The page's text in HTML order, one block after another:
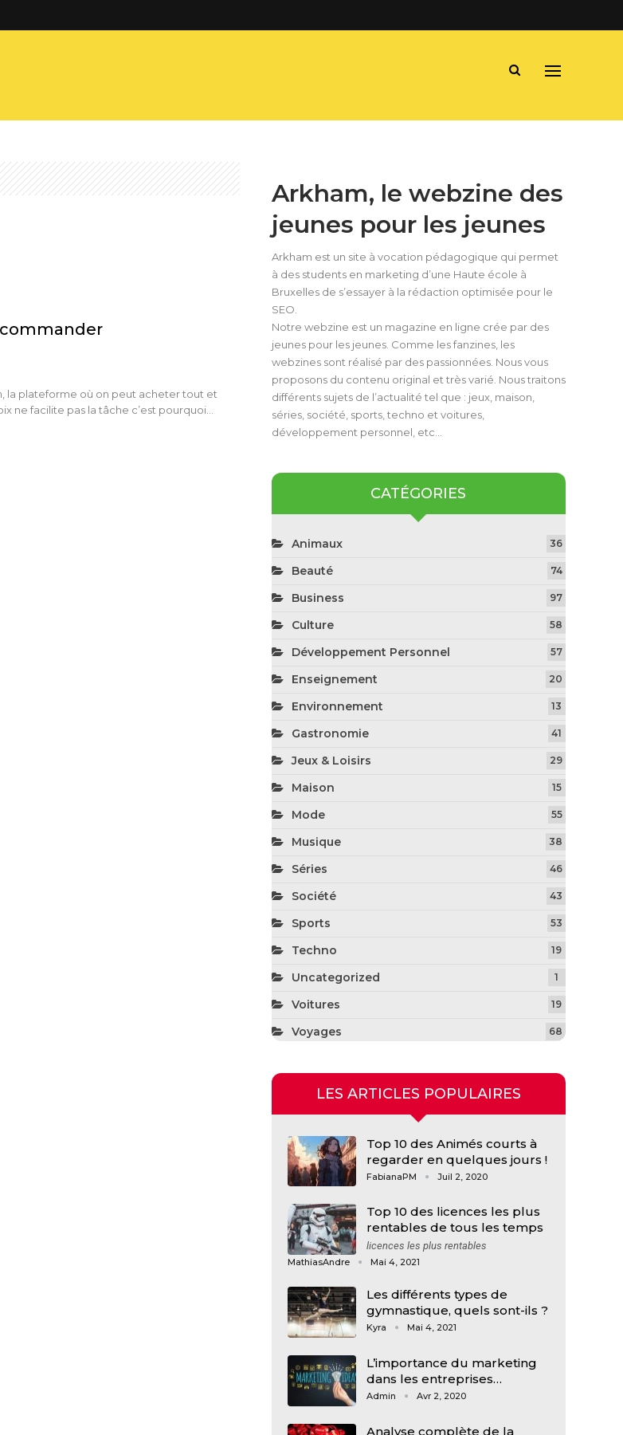
la plateforme où on peut acheter tout et
ne facilite pas la tâche c’est pourquoi…
Arkham, le webzine des
jeunes pour les jeunes
Arkham est un site à vocation pédagogique qui permet
à des students en marketing d’une Haute école à
Bruxelles de s’essayer à la rédaction optimisée pour le
SEO.
Notre webzine est un magazine en ligne crée par des
jeunes pour les jeunes. Comme les fanzines, les
webzines sont réalisé par des passionnées. Nous vous
proposons du contenu original et très varié. Nous traitons
différents sujets de l’actualité tel que : jeux, maison,
séries, société, sports, techno et voitures,
développement personnel, etc…
CATÉGORIES
Animaux 36
Beauté 74
Business 97
Culture 58
Développement Personnel 57
Enseignement 20
Environnement 13
Gastronomie 41
Jeux & Loisirs 29
Maison 15
Mode 55
Musique 38
Séries 46
Société 43
Sports 53
Techno 19
Uncategorized 1
Voitures 19
Voyages 68
LES ARTICLES POPULAIRES
Top 10 des Animés courts à
regarder en quelques jours !
FabianaPM Juil 2, 2020
Top 10 des licences les plus
rentables de tous les temps
licences les plus rentables
MathiasAndre Mai 4, 2021
Les différents types de
gymnastique, quels sont-ils ?
Kyra Mai 4, 2021
L’importance du marketing
dans les entreprises…
Admin Avr 2, 2020
Analyse complète de la